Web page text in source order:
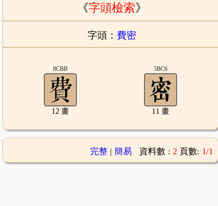
《字頭檢索》
字頭： 費密
8CBB
12 畫
5BC6
11 畫
完整| 簡易 資料數 : 2 頁數: 1/1